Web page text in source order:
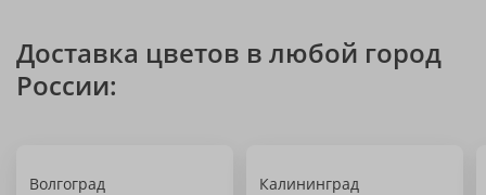
Доставка цветов в любой город
России:
Волгоград Калининград